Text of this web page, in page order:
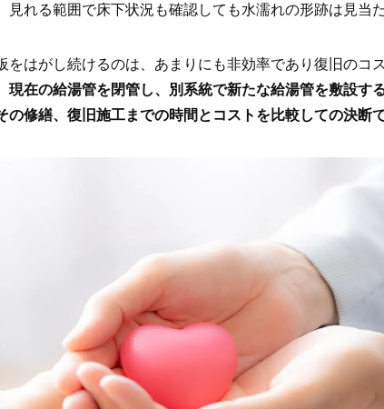
見れる範囲で床下状況も確認しても水濡れの形跡は見当
をはがし続けるのは、あまりにも非効率であり復旧のコ
現在の給湯管を閉管し、別系統で新たな給湯管を敷設す
の修繕、復旧施工までの時間とコストを比較しての決断で